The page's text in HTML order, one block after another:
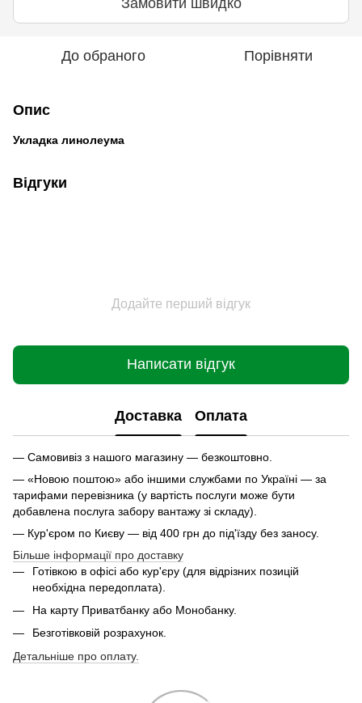
Замовити швидко
До обраного Порівняти
Опис
Укладка линолеума
Відгуки
Додайте перший відгук
Написати відгук
Доставка Оплата
— Самовивіз з нашого магазину — безкоштовно.
— «Новою поштою» або іншими службами по Україні — за
тарифами перевізника (у вартість послуги може бути
добавлена послуга забору вантажу зі складу).
— Кур'єром по Києву — від 400 грн до під'їзду без заносу.
Більше інформації про доставку
Готівкою в офісі або кур'єру (для відрізних позицій
необхідна передоплата).
На карту Приватбанку або Монобанку.
Безготівковій розрахунок.
Детальніше про оплату.